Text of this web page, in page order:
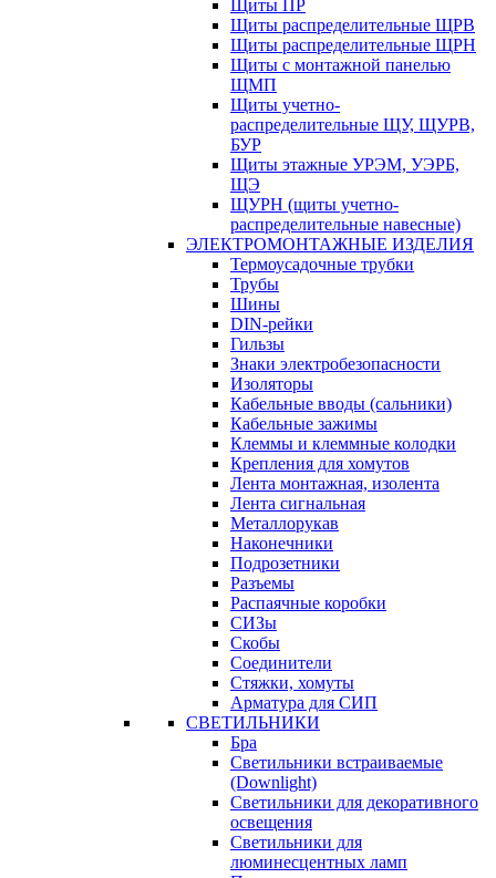
Щиты ПР
Щиты распределительные ЩРВ
Щиты распределительные ЩРН
Щиты с монтажной панелью
ЩМП
Щиты учетно-
распределительные ЩУ, ЩУРВ,
БУР
Щиты этажные УРЭМ, УЭРБ,
ЩЭ
ЩУРН (щиты учетно-
распределительные навесные)
ЭЛЕКТРОМОНТАЖНЫЕ ИЗДЕЛИЯ
Термоусадочные трубки
Трубы
Шины
DIN-рейки
Гильзы
Знаки электробезопасности
Изоляторы
Кабельные вводы (сальники)
Кабельные зажимы
Клеммы и клеммные колодки
Крепления для хомутов
Лента монтажная, изолента
Лента сигнальная
Металлорукав
Наконечники
Подрозетники
Разъемы
Распаячные коробки
СИЗы
Скобы
Соединители
Стяжки, хомуты
Арматура для СИП
СВЕТИЛЬНИКИ
Бра
Светильники встраиваемые
(Downlight)
Светильники для декоративного
освещения
Светильники для
люминесцентных ламп